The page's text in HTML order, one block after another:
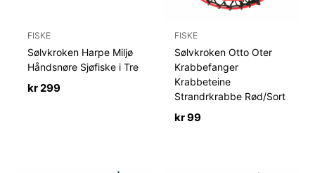
FISKE
Sølvkroken Harpe Miljø
Håndsnøre Sjøfiske i Tre
kr 299
FISKE
Sølvkroken Otto Oter
Krabbefanger
Krabbeteine
Strandrkrabbe Rød/Sort
kr99